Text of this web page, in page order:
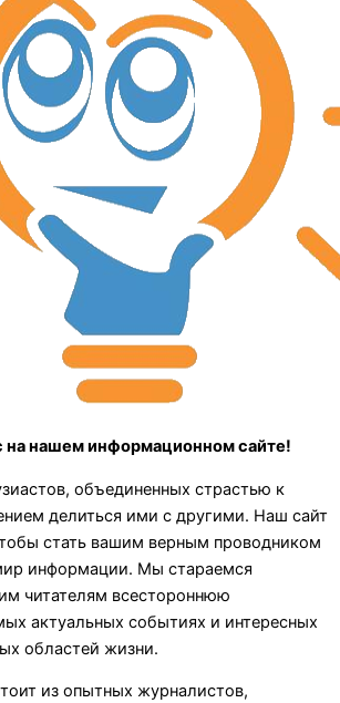
на нашем информационном сайте!
объединенных страстью к
делиться ими с другими. Наш сайт
стать вашим верным проводником
информации. Мы стараемся
читателям всестороннюю
актуальных событиях и интересных
областей жизни.
из опытных журналистов,